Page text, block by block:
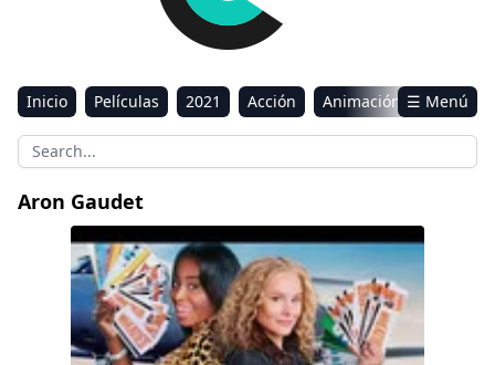
Inicio Películas 2021 Acción
Animación
Aventura
Ciencia ficción Comedia
Drama
Sci-Fi & Fantasy
☰ Menú
Aron Gaudet
Queenpins